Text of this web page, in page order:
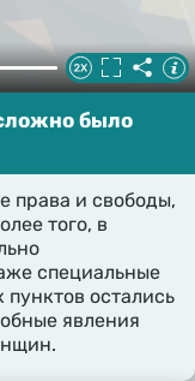
было
права и свободы,
того, в
специальные
остались
явления